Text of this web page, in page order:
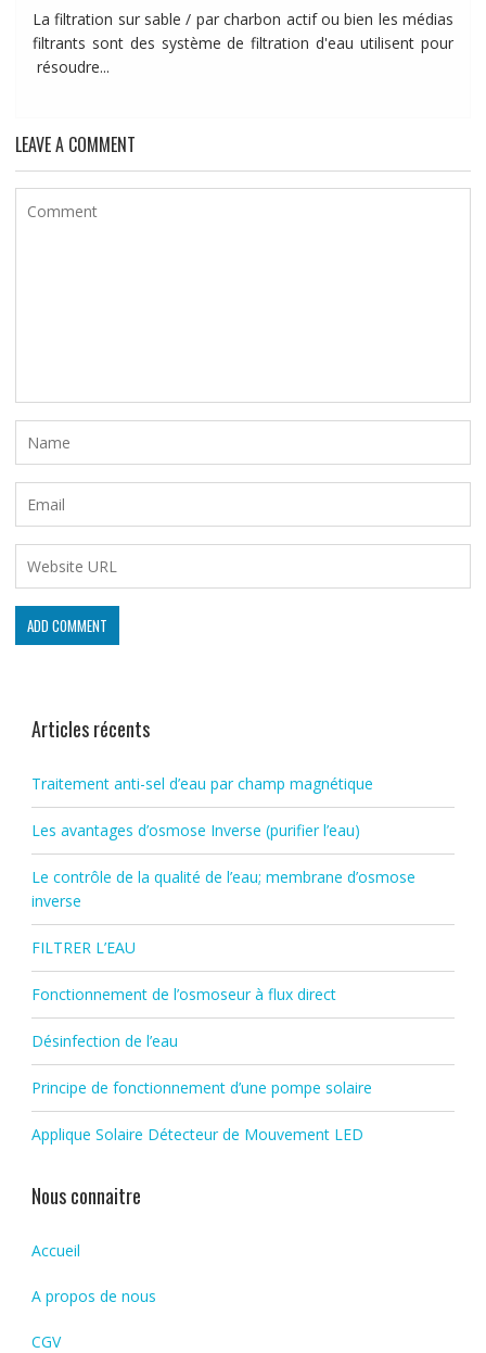
La filtration sur sable / par charbon actif ou bien les médias
filtrants sont des système de filtration d'eau utilisent pour
résoudre...
LEAVE A COMMENT
Articles récents
Traitement anti-sel d’eau par champ magnétique
Les avantages d’osmose Inverse (purifier l’eau)
Le contrôle de la qualité de l’eau; membrane d’osmose
inverse
FILTRER L’EAU
Fonctionnement de l’osmoseur à flux direct
Désinfection de l’eau
Principe de fonctionnement d’une pompe solaire
Applique Solaire Détecteur de Mouvement LED
Nous connaitre
Accueil
A propos de nous
CGV